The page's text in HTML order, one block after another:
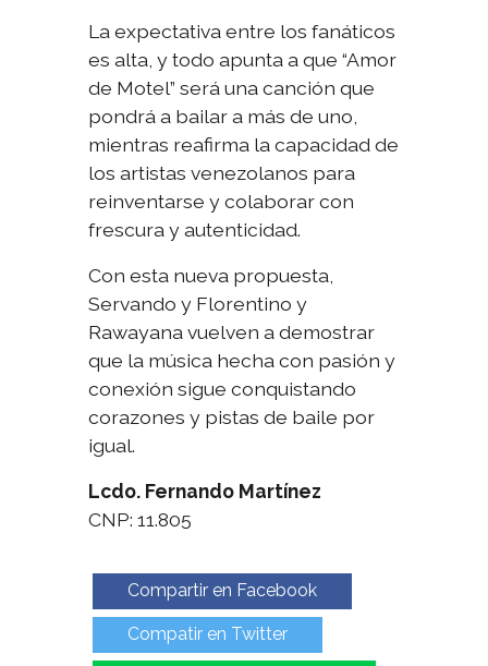
La expectativa entre los fanáticos
es alta, y todo apunta a que “Amor
de Motel” será una canción que
pondrá a bailar a más de uno,
mientras reafirma la capacidad de
los artistas venezolanos para
reinventarse y colaborar con
frescura y autenticidad.
Con esta nueva propuesta,
Servando y Florentino y
Rawayana vuelven a demostrar
que la música hecha con pasión y
conexión sigue conquistando
corazones y pistas de baile por
igual.
Lcdo. Fernando Martínez
CNP: 11.805
Compartir en Facebook
Compatir en Twitter